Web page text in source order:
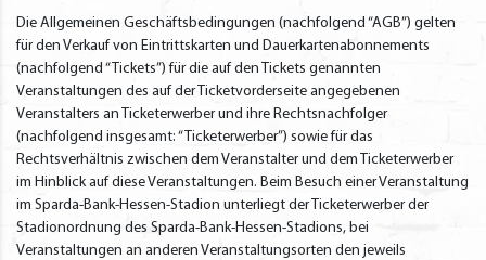
Die Allgemeinen Geschäftsbedingungen (nachfolgend “AGB”) gelten
für den Verkauf von Eintrittskarten und Dauerkartenabonnements
(nachfolgend “Tickets”) für die auf den Tickets genannten
Veranstaltungen des auf der Ticketvorderseite angegebenen
Veranstalters an Ticketerwerber und ihre Rechtsnachfolger
(nachfolgend insgesamt: “Ticketerwerber”) sowie für das
Rechtsverhältnis zwischen dem Veranstalter und dem Ticketerwerber
im Hinblick auf diese Veranstaltungen. Beim Besuch einer Veranstaltung
im Sparda-Bank-Hessen-Stadion unterliegt der Ticketerwerber der
Stadionordnung des Sparda-Bank-Hessen-Stadions, bei
Veranstaltungen an anderen Veranstaltungsorten den jeweils